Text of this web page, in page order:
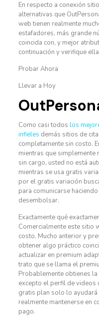
En respecto a conexión
alternativas que
web tienen realmente
estafadores, más grande
coincida con, y mejor
continuación y verifique
Probar Ahora
Llevar a Hoy
Como casi todos los
infieles demás sitios de
completamente sin costo.
mientras que
sin cargo, usted no está
mientras se usa gratis
por el gratis variación
para comunicarse
desembolsar.
Exactamente qué
Comercialmente este sitio
costo. Mucho anterior y
obtener algo práctico
actualizar en premium
trato que se llama el
Probablemente obtienes
excepto el perfil de videos
gratis plan solo lo
realmente mantenerse en
pago.